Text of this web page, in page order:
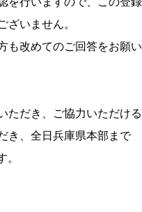
ざいません。
も改めてのご回答をお願い
ただき、ご協力いただける
き、全日兵庫県本部まで
。